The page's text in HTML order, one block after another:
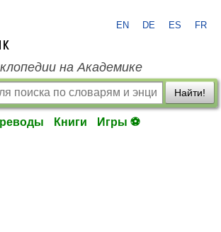
EN DE ES FR
на Академике
Найти!
Книги Игры ⚽